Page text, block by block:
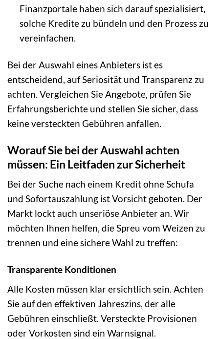
Finanzportale haben sich darauf spezialisiert,
solche Kredite zu bündeln und den Prozess zu
vereinfachen.
Bei der Auswahl eines Anbieters ist es
entscheidend, auf Seriosität und Transparenz zu
achten. Vergleichen Sie Angebote, prüfen Sie
Erfahrungsberichte und stellen Sie sicher, dass
keine versteckten Gebühren anfallen.
Worauf Sie bei der Auswahl achten
müssen: Ein Leitfaden zur Sicherheit
Bei der Suche nach einem Kredit ohne Schufa
und Sofortauszahlung ist Vorsicht geboten. Der
Markt lockt auch unseriöse Anbieter an. Wir
möchten Ihnen helfen, die Spreu vom Weizen zu
trennen und eine sichere Wahl zu treffen:
Transparente Konditionen
Alle Kosten müssen klar ersichtlich sein. Achten
Sie auf den effektiven Jahreszins, der alle
Gebühren einschließt. Versteckte Provisionen
oder Vorkosten sind ein Warnsignal.